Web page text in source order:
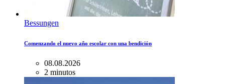
Bessungen
Comenzando el nuevo año escolar con una bendición
08.08.2026
2 minutos